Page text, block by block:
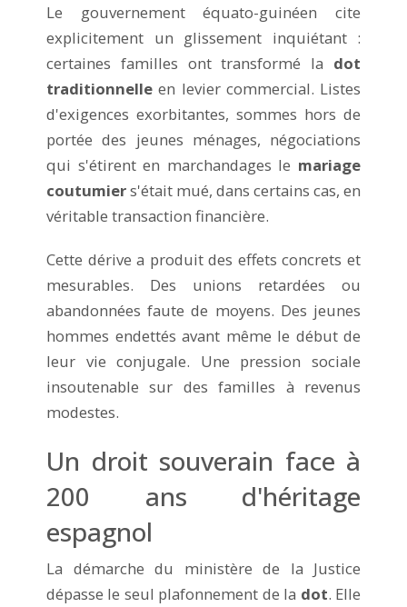
Le gouvernement équato-guinéen cite
explicitement un glissement inquiétant :
certaines familles ont transformé la dot
traditionnelle en levier commercial. Listes
d'exigences exorbitantes, sommes hors de
portée des jeunes ménages, négociations
qui s'étirent en marchandages le mariage
coutumiers'était mué, dans certains cas, en
véritable transaction financière.
Cette dérive a produit des effets concrets et
mesurables. Des unions retardées ou
abandonnées faute de moyens. Des jeunes
hommes endettés avant même le début de
leur vie conjugale. Une pression sociale
insoutenable sur des familles à revenus
modestes.
Un droit souverain face à
200 ans d'héritage
espagnol
La démarche du ministère de la Justice
dépasse le seul plafonnement de la dot. Elle